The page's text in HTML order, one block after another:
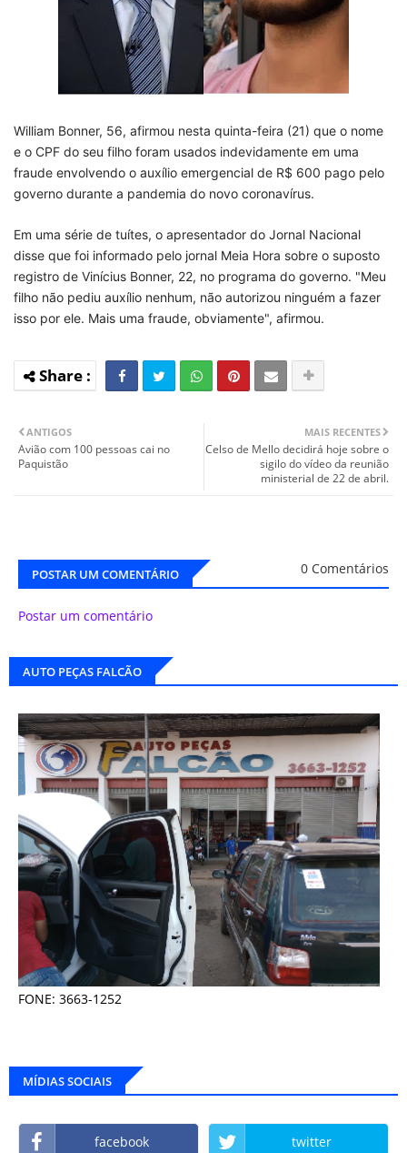
William Bonner, 56, afirmou nesta quinta-feira (21) que o nome
e o CPF do seu filho foram usados indevidamente em uma
fraude envolvendo o auxílio emergencial de R$ 600 pago pelo
governo durante a pandemia do novo coronavírus.
Em uma série de tuítes, o apresentador do Jornal Nacional
disse que foi informado pelo jornal Meia Hora sobre o suposto
registro de Vinícius Bonner, 22, no programa do governo. "Meu
filho não pediu auxílio nenhum, não autorizou ninguém a fazer
isso por ele. Mais uma fraude, obviamente", afirmou.
MAIS RECENTES
Celso de Mello decidirá hoje sobre o
sigilo do vídeo da reunião
ministerial de 22 de abril.
ANTIGOS
Avião com 100 pessoas cai no
Paquistão
POSTAR UM COMENTÁRIO 0 Comentários
Postar um comentário
AUTO PEÇAS FALCÃO
FONE: 3663-1252
MÍDIAS SOCIAIS
facebook twitter